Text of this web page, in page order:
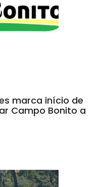
marca início de
Campo Bonito a